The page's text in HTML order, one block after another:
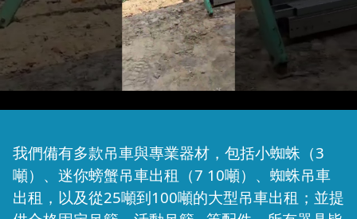
我們備有多款吊車與專業器材，包括小蜘蛛（3
噸）、迷你螃蟹吊車出租（7 10噸）、蜘蛛吊車
出租，以及從25噸到100噸的大型吊車出租；並提